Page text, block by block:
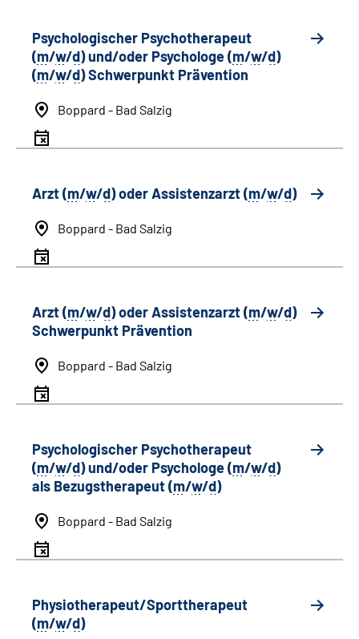
Psychologischer Psychotherapeut
(m/w/d) und/oder Psychologe (m/w/d)
(m/w/d) Schwerpunkt Prävention
Boppard - Bad Salzig
Arzt (m/w/d) oder Assistenzarzt (m/w/d)
Boppard - Bad Salzig
Arzt (m/w/d) oder Assistenzarzt (m/w/d)
Schwerpunkt Prävention
Boppard - Bad Salzig
Psychologischer Psychotherapeut
(m/w/d) und/oder Psychologe (m/w/d)
als Bezugstherapeut (m/w/d)
Boppard - Bad Salzig
Physiotherapeut/Sporttherapeut
(m/w/d)